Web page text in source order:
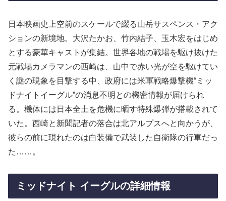
日本映画史上空前のスケールで綴る山岳サスペンス・アク
ションの新境地。大沢たかお、竹内結子、玉木宏をはじめ
とする豪華キャストが集結。世界各地の戦場を駆け抜けた
元戦場カメラマンの西崎は、山中で赤い光が空を駆けてい
く謎の現象を目撃する中、政府には米軍戦略爆撃機“ミッ
ドナイトイーグル”の消息不明との機密情報が届けられ
る。機体には日本全土を危機に晒す特殊爆弾が搭載されて
いた。西崎と新聞記者の落合は北アルプスへと向かうが、
彼らの前に現れたのは白装備で武装した自衛隊の行軍だっ
た……。
ミッドナイト イーグルの詳細情報